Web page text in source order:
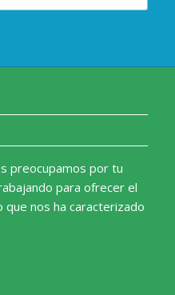
preocupamos por tu
para ofrecer el
nos ha caracterizado